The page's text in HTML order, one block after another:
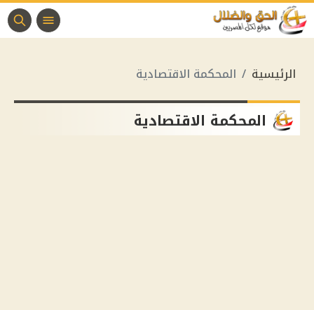
الرئيسية المحكمة الاقتصادية
المحكمة الاقتصادية